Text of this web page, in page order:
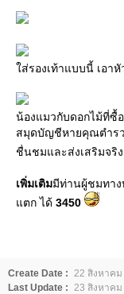
ส่รองเท้าแบบนี้ เอาหั
น้องแมวกับดอกไม้ที่ซื้
สมุดบัญชีหายคุณตำรว
ชื่นชมและส่งเสริมจริ
เพิ่มเติมมีท่านผู้ชมทาง
ตก ได้ 3450
Create Date : 22 สิงหาคม
Last Update : 23 สิงหาคม